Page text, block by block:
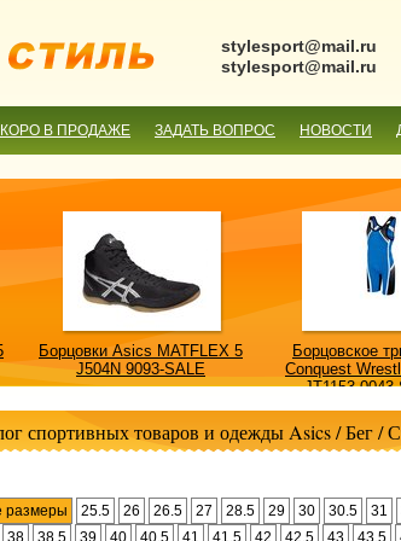
stylesport@mail.ru
stylesport@mail.ru
В ПРОДАЖЕ ЗАДАТЬ ВОПРОС НОВОСТИ
Борцовки Asics MATFLEX 5
J504N 9093-SALE
Борцовское
Conquest
JT1153
спортивных товаров и одежды Asics/Бег/
размеры 25.5 26 26.5 27 28.5 29 30 30.5 31
38 38.5 39 40 40.5 41 41.5 42 42.5 43 43.5